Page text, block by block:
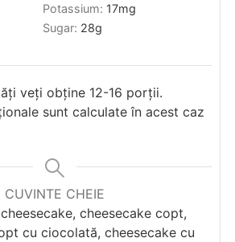
Potassium: 17mg
Sugar: 28g
veți obține 12-16 porții.
sunt calculate în acest caz
CUVINTE CHEIE
cheesecake copt,
cu ciocolată, cheesecake cu